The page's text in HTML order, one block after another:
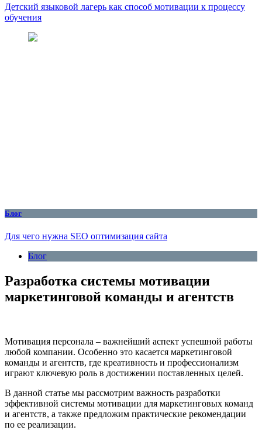
Детский языковой лагерь как способ мотивации к процессу
обучения
Блог
Для чего нужна SEO оптимизация сайта
Блог
Разработка системы мотивации
маркетинговой команды и агентств
Мотивация персонала – важнейший аспект успешной работы
любой компании. Особенно это касается маркетинговой
команды и агентств, где креативность и профессионализм
играют ключевую роль в достижении поставленных целей.
В данной статье мы рассмотрим важность разработки
эффективной системы мотивации для маркетинговых команд
и агентств, а также предложим практические рекомендации
по ее реализации.